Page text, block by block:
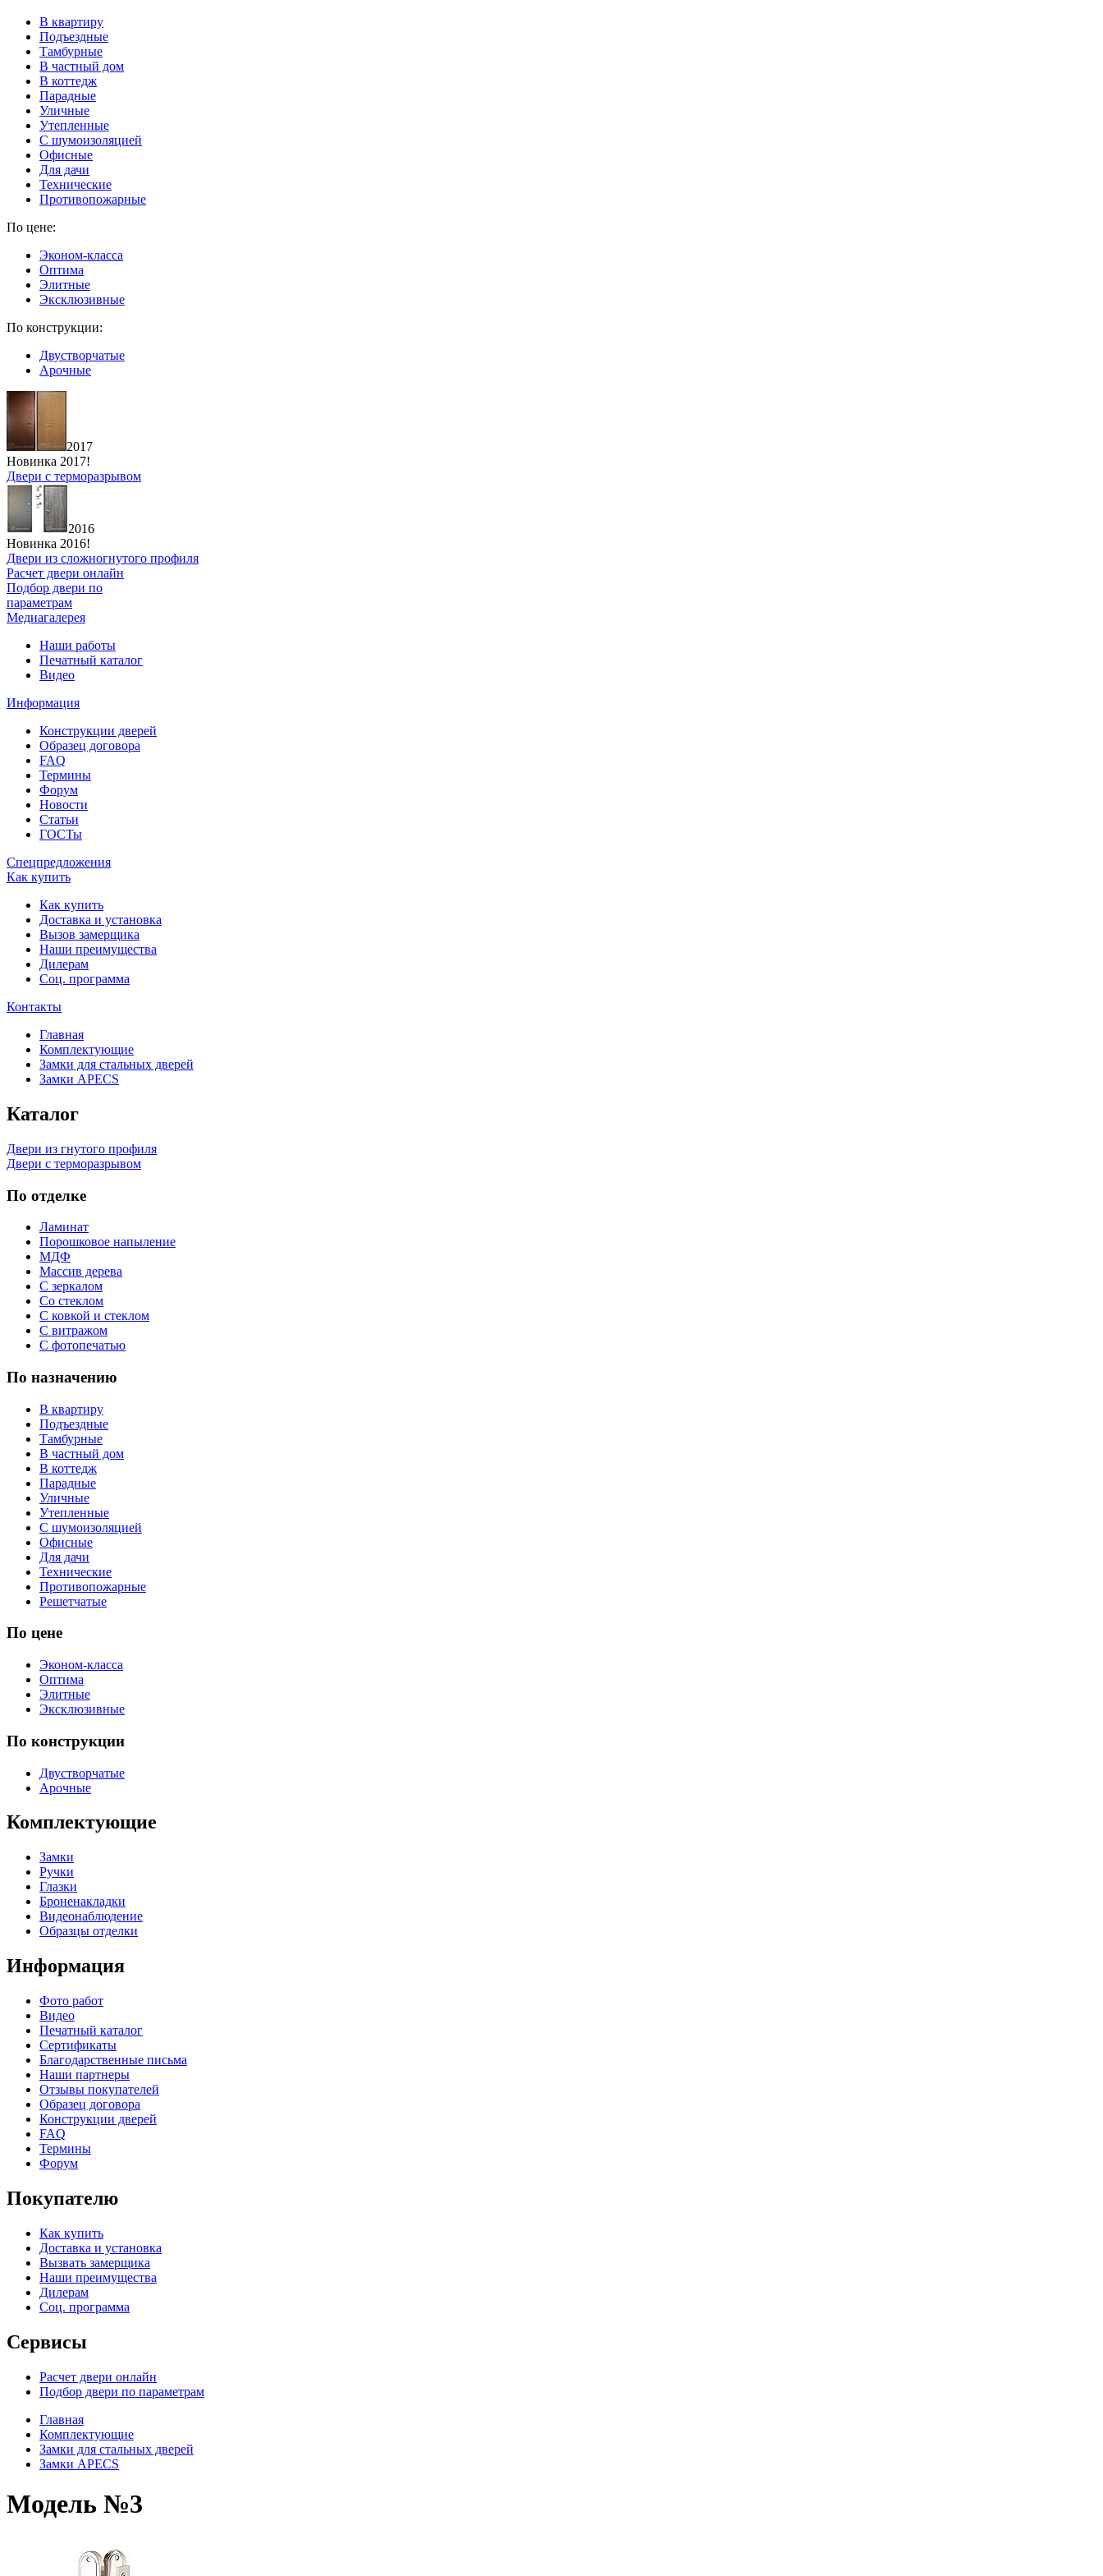
В квартиру
Подъездные
Тамбурные
В частный дом
В коттедж
Парадные
Уличные
Утепленные
C шумоизоляцией
Офисные
Для дачи
Технические
Противопожарные
По цене:
Эконом-класса
Оптима
Элитные
Эксклюзивные
По конструкции:
Двустворчатые
Арочные
2017
Новинка 2017!
Двери с терморазрывом
2016
Новинка 2016!
Двери из сложногнутого профиля
Расчет двери онлайн
Подбор двери по
параметрам
Медиагалерея
Наши работы
Печатный каталог
Видео
Информация
Конструкции дверей
Образец договора
FAQ
Термины
Форум
Новости
Статьи
ГОСТы
Спецпредложения
Как купить
Как купить
Доставка и установка
Вызов замерщика
Наши преимущества
Дилерам
Соц. программа
Контакты
Главная
Комплектующие
Замки для стальных дверей
Замки APECS
Каталог
Двери из гнутого профиля
Двери с терморазрывом
По отделке
Ламинат
Порошковое напыление
МДФ
Массив дерева
С зеркалом
Со стеклом
С ковкой и стеклом
С витражом
С фотопечатью
По назначению
В квартиру
Подъездные
Тамбурные
В частный дом
В коттедж
Парадные
Уличные
Утепленные
С шумоизоляцией
Офисные
Для дачи
Технические
Противопожарные
Решетчатые
По цене
Эконом-класса
Оптима
Элитные
Эксклюзивные
По конструкции
Двустворчатые
Арочные
Комплектующие
Замки
Ручки
Глазки
Броненакладки
Видеонаблюдение
Образцы отделки
Информация
Фото работ
Видео
Печатный каталог
Сертификаты
Благодарственные письма
Наши партнеры
Отзывы покупателей
Образец договора
Конструкции дверей
FAQ
Термины
Форум
Покупателю
Как купить
Доставка и установка
Вызвать замерщика
Наши преимущества
Дилерам
Соц. программа
Сервисы
Расчет двери онлайн
Подбор двери по параметрам
Главная
Комплектующие
Замки для стальных дверей
Замки APECS
Модель №3